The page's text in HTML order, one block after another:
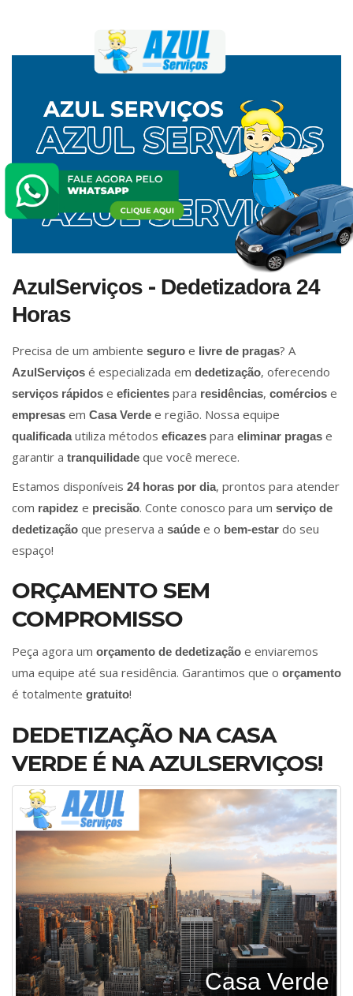
AzulServiços - Dedetizadora 24
Horas
Precisa de um ambiente seguro e livre de pragas? A
AzulServiços é especializada em dedetização, oferecendo
serviços rápidos e eficientes para residências, comércios e
empresas em Casa Verde e região. Nossa equipe
qualificadautiliza métodos eficazes para eliminar pragas e
garantir a tranquilidade que você merece.
Estamos disponíveis 24 horas por dia, prontos para atender
com rapidez e precisão. Conte conosco para um serviço de
dedetização que preserva a saúde e o bem-estar do seu
espaço!
ORÇAMENTO SEM
COMPROMISSO
Peça agora um orçamento de dedetização e enviaremos
uma equipe até sua residência. Garantimos que o orçamento
é totalmente gratuito!
DEDETIZAÇÃO NA CASA
VERDE É NA AZULSERVIÇOS!
Casa Verde